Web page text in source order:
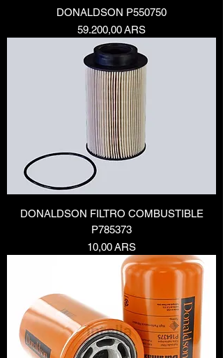
DONALDSON P550750
Precio
59.200,00 ARS
DONALDSON FILTRO COMBUSTIBLE
P785373
Precio
10,00 ARS